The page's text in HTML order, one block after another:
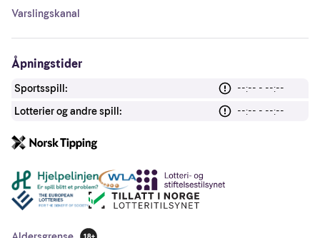
Varslingskanal
Åpningstider
Sportsspill:
--:-- - --:--
Lotterier og andre spill:
--:-- - --:--
Andre lenker